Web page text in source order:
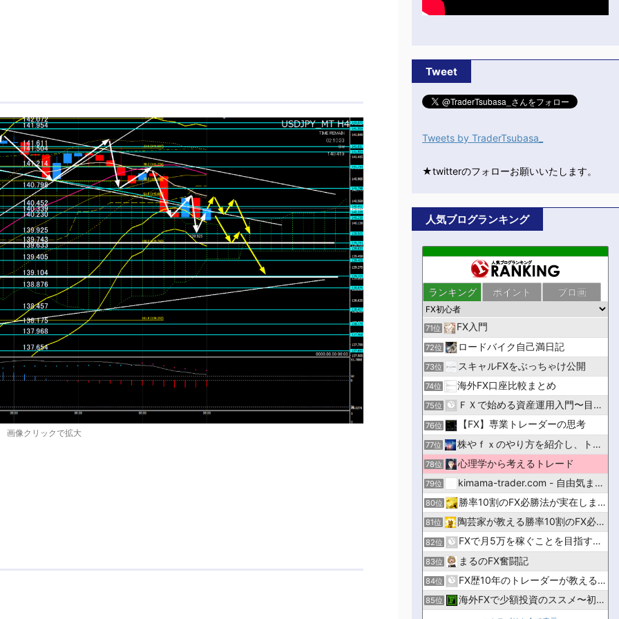
画像クリックで拡大
Tweet
Tweets by TraderTsubasa_
★twitterのフォローお願いいたします。
人気ブログランキング
ランキング ポイント ブロ画
71位 FX入門
72位 ロードバイク自己満日記
73位 スキャルFXをぶっちゃけ公開
74位 海外FX口座比較まとめ
75位 ＦＸで始める資産運用入門〜目指せ！億万長者〜
76位 【FX】専業トレーダーの思考
77位 株やｆｘのやり方を紹介し、トレードで儲かるよう応援するブログ
78位 心理学から考えるトレード
79位 kimama-trader.com - 自由気ままに生きる！
80位 勝率10割のFX必勝法が実在します
81位 陶芸家が教える勝率10割のFX必勝法です
82位 FXで月5万を稼ぐことを目指す男のブログ
83位 まるのFX奮闘記
84位 FX歴10年のトレーダーが教える比較・入門サイト｜マネフル
85位 海外FXで少額投資のススメ〜初めての投資応援ブログ〜